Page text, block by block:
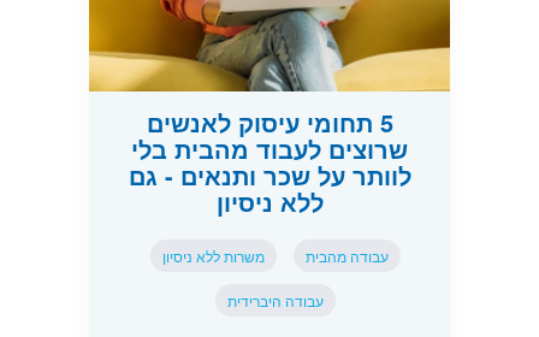
5 תחומי עיסוק לאנשים
שרוצים לעבוד מהבית בלי
לוותר על שכר ותנאים - גם
ללא ניסיון
עבודה מהבית משרות ללא ניסיון
עבודה היברידית